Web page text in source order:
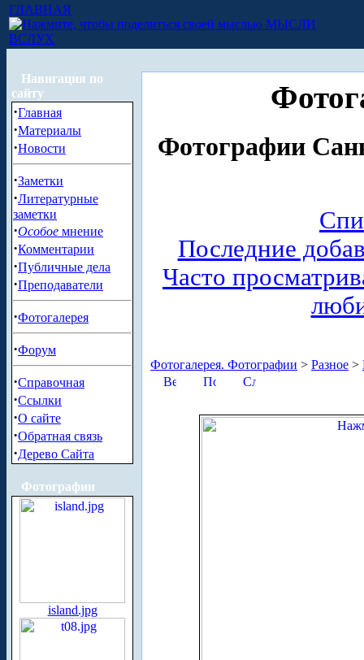
ГЛАВНАЯ
МЫСЛИ
ВСЛУХ
Навигация по
сайту
·Главная
·Материалы
·Новости
·Заметки
·Литературные
заметки
·Особое мнение
·Комментарии
·Публичные дела
·Преподаватели
·Фотогалерея
·Форум
·Справочная
·Ссылки
·О сайте
·Обратная связь
·Дерево Сайта
Фотографии
island.jpg
Фотографии
Последние
Часто
Фотогалерея. Фотографии > Разное >